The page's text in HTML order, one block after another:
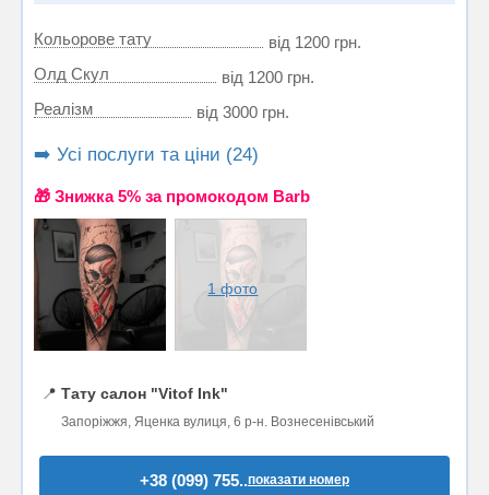
Кольорове тату
від 1200 грн.
Олд Скул
від 1200 грн.
Реалізм
від 3000 грн.
➡️ Усі послуги та ціни (24)
🎁 Знижка 5% за промокодом Barb
1 фото
📍 Тату салон "Vitof Ink"
Запоріжжя, Яценка вулиця, 6 р-н. Вознесенівський
+38 (099) 755..показати номер